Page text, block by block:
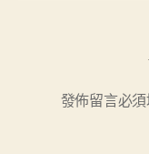
發佈留言必